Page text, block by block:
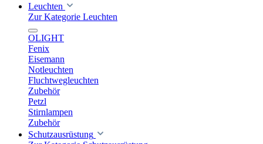
Leuchten
Zur Kategorie Leuchten
OLIGHT
Fenix
Eisemann
Notleuchten
Fluchtwegleuchten
Zubehör
Petzl
Stirnlampen
Zubehör
Schutzausrüstung